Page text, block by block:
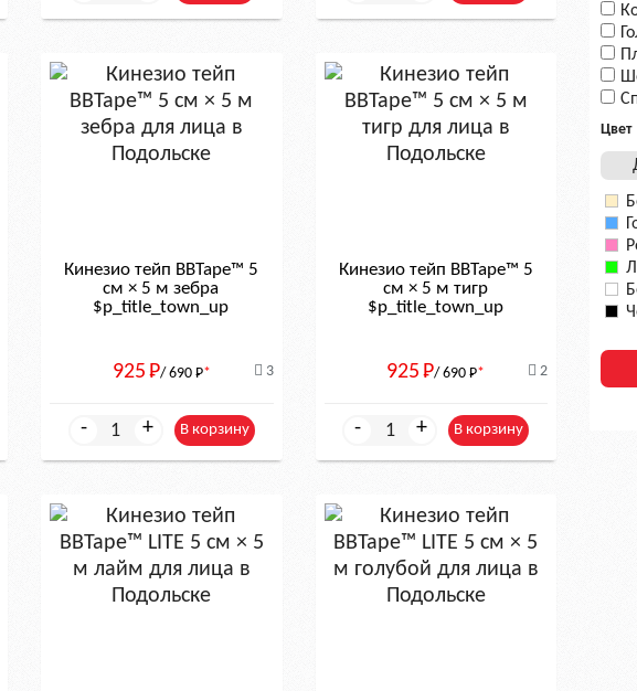
Кинезио тейп BBTape™ 5
см × 5 м зебра
$р_title_town_up
925 Р/ 690 Р* 3
- + В корзину
Кинезио тейп BBTape™ 5
см × 5 м тигр
$р_title_town_up
925 Р/ 690 Р* 2
- + В корзину
Цвет